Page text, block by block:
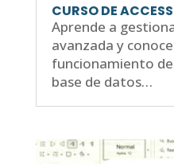
CURSO DE ACCESS
Aprende a
avanzada y
funcionamiento
base de datos…